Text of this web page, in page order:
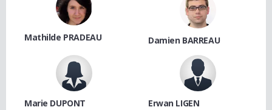
Mathilde PRADEAU Damien BARREAU
Marie DUPONT Erwan LIGEN